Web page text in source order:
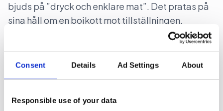
Consent Details Ad Settings About
Responsible use of your data
bjuds på ”dryck och enklare mat”. Det pratas på
sina håll om en bojkott mot tillställningen.
civilsamhället